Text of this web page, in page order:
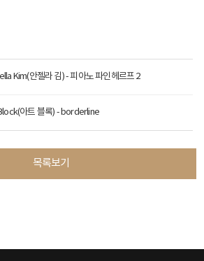
Kim(안젤라 김) - 피아노 파인헤르프 2
아트 블록) - borderline
목록보기